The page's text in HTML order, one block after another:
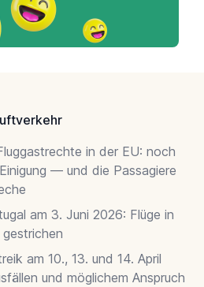
in der EU: noch
— und die Passagiere
am 3. Juni 2026: Flüge in
am 10., 13. und 14. April
und möglichem Anspruch